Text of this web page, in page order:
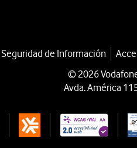
de Información
© 2026
Avda. América